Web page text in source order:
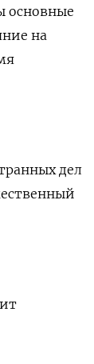
основные
на
дел